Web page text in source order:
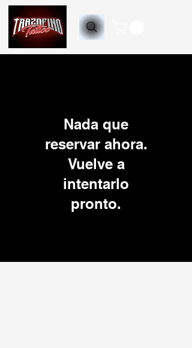
Nada que
reservar ahora.
Vuelve a
intentarlo
pronto.